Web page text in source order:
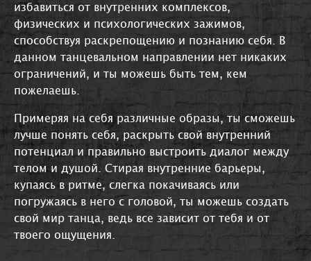
избавиться от внутренних комплексов,
физических и психологических зажимов,
способствуя раскрепощению и познанию себя. В
данном танцевальном направлении нет никаких
ограничений, и ты можешь быть тем, кем
пожелаешь.
Примеряя на себя различные образы, ты сможешь
лучше понять себя, раскрыть свой внутренний
потенциал и правильно выстроить диалог между
телом и душой. Стирая внутренние барьеры,
купаясь в ритме, слегка покачиваясь или
погружаясь в него с головой, ты можешь создать
свой мир танца, ведь все зависит от тебя и от
твоего ощущения.